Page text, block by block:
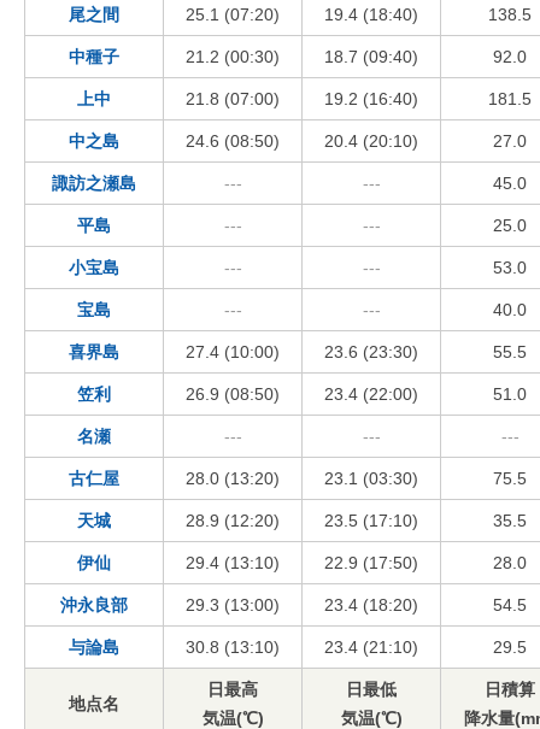
尾之間 25.1 (07:20) 19.4 (18:40) 138.5
中種子 21.2 (00:30) 18.7 (09:40) 92.0
上中 21.8 (07:00) 19.2 (16:40) 181.5
中之島 24.6 (08:50) 20.4 (20:10) 27.0
諏訪之瀬島 --- --- 45.0
平島 --- --- 25.0
小宝島 --- --- 53.0
宝島 --- --- 40.0
喜界島 27.4 (10:00) 23.6 (23:30) 55.5
笠利 26.9 (08:50) 23.4 (22:00) 51.0
名瀬 --- --- ---
古仁屋 28.0 (13:20) 23.1 (03:30) 75.5
天城 28.9 (12:20) 23.5 (17:10) 35.5
伊仙 29.4 (13:10) 22.9 (17:50) 28.0
沖永良部 29.3 (13:00) 23.4 (18:20) 54.5
与論島 30.8 (13:10) 23.4 (21:10) 29.5
地点名
日最高
気温(℃)
日最低
気温(℃)
日積算
降水量